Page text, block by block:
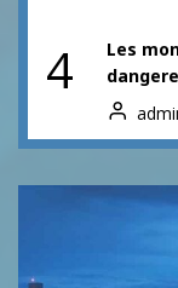
4
Les
5
muscu